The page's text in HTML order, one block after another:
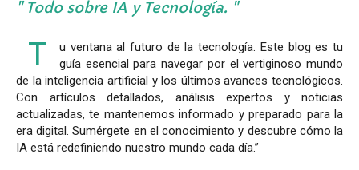
Todo sobre IA y Tecnología.
T
u ventana al futuro de la tecnología. Este blog es tu
guía esencial para navegar por el vertiginoso mundo
de la inteligencia artificial y los últimos avances tecnológicos.
Con artículos detallados, análisis expertos y noticias
actualizadas, te mantenemos informado y preparado para la
era digital. Sumérgete en el conocimiento y descubre cómo la
IA está redefiniendo nuestro mundo cada día.”